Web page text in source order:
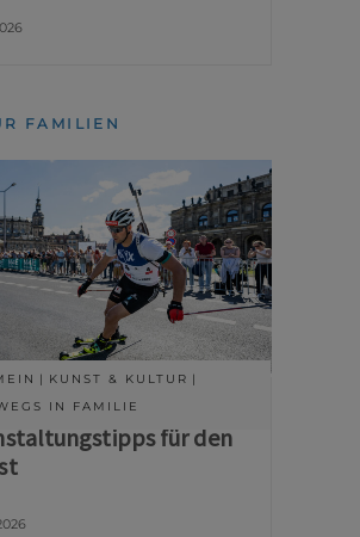
FAMILIEN
KUNST & KULTUR
IN FAMILIE
für den